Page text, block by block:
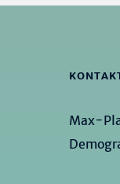
Max-